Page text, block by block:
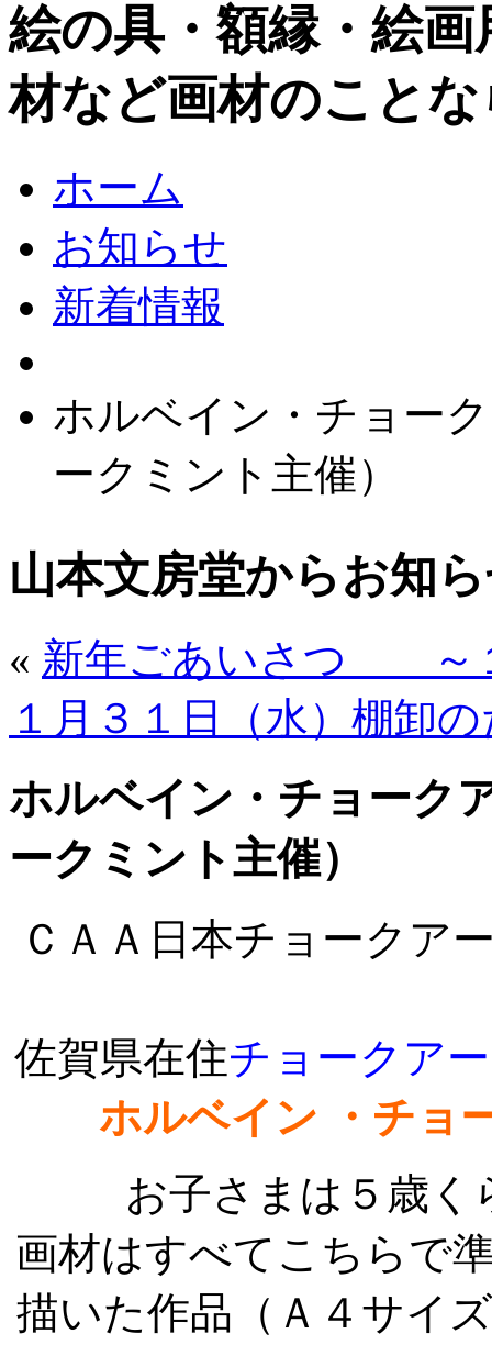
絵の具・額縁・絵
材など画材のこと
ホーム
お知らせ
新着情報
ホルベイン・チョー
ークミント主催）
山本文房堂からお知
« 新年ごあいさつ ～
１月３１日（水）棚卸
ホルベイン・チョーク
ークミント主催）
ＣＡＡ日本チョークア
佐賀県在住チョークア
ホルベイン ・チョ
お子さまは５歳く
画材はすべてこちらで
描いた作品（Ａ４サイ